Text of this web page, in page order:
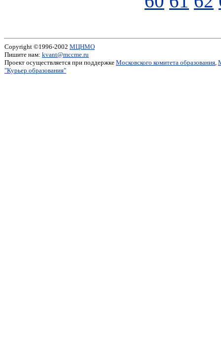
Copyright ©1996-2002 МЦНМО
Пишите нам: kvant@mccme.ru
Проект осуществляется при поддержке Московского комитета образования,
"Курьер образования"